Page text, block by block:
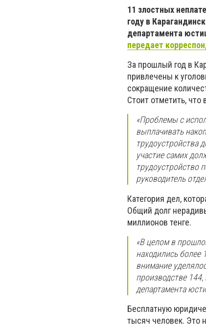
11 злостных
году в
департамента
передает
За прошлый год в
привлечены к
сокращение
Стоит отметить,
«Проблемы с
выплачивать
трудоустройства
участие самих
трудоустройство
руководитель
Категория дел,
Общий долг
миллионов тенге.
«В целом в
находились более
внимание
производстве
департамента
Бесплатную
тысяч человек. Это